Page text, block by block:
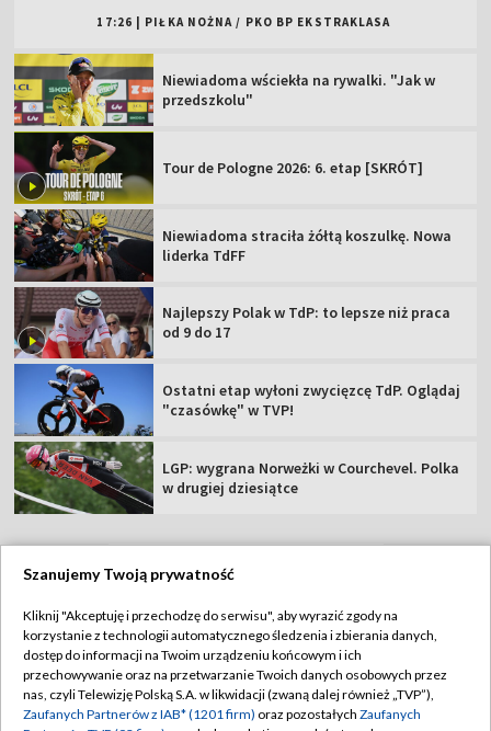
17:26 PIŁKA NOŻNA / PKO BP EKSTRAKLASA
Niewiadoma wściekła na rywalki. "Jak w
przedszkolu"
Tour de Pologne 2026: 6. etap [SKRÓT]
Niewiadoma straciła żółtą koszulkę. Nowa
liderka TdFF
Najlepszy Polak w TdP: to lepsze niż praca
od 9 do 17
Ostatni etap wyłoni zwycięzcę TdP. Oglądaj
"czasówkę" w TVP!
LGP: wygrana Norweżki w Courchevel. Polka
w drugiej dziesiątce
Abonament TVP
Sklep TVP
Biuro Reklamy
Regulamin TVP
Polityka prywatności
Moje zgody
Szanujemy Twoją prywatność
Kliknij "Akceptuję i przechodzę do serwisu", aby wyrazić zgody na
korzystanie z technologii automatycznego śledzenia i zbierania danych,
dostęp do informacji na Twoim urządzeniu końcowym i ich
przechowywanie oraz na przetwarzanie Twoich danych osobowych przez
nas, czyli Telewizję Polską S.A. w likwidacji (zwaną dalej również „TVP”),
Zaufanych Partnerów z IAB* (1201 firm) oraz pozostałych Zaufanych